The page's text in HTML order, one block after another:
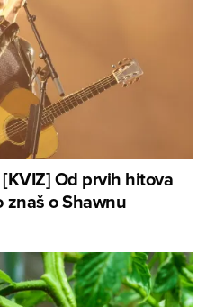
[KVIZ] Od prvih hitova
znaš o Shawnu